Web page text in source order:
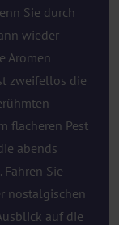
Sie durch
wieder
Aromen
zweifellos die
flacheren Pest
abends
Sie
nostalgischen
auf die